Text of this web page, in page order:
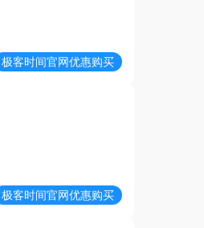
极客时间官网优惠购买
极客时间官网优惠购买